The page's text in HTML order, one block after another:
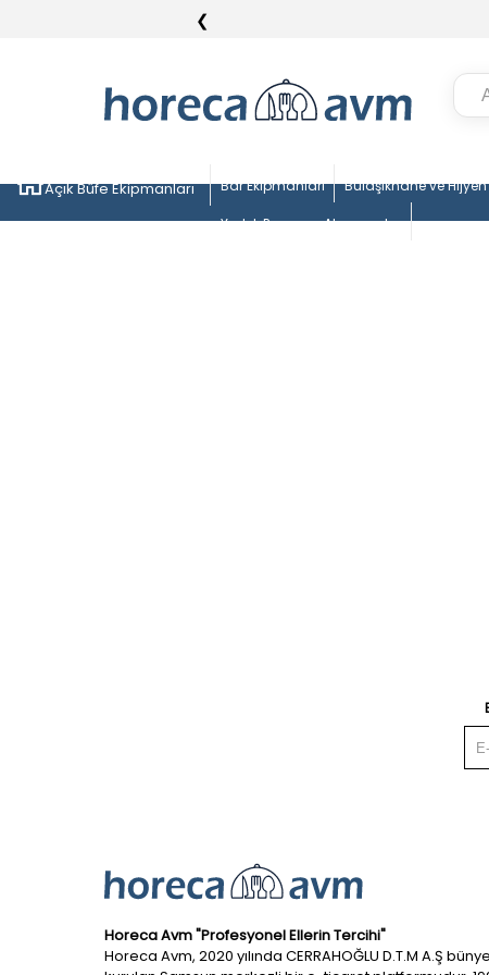
❮
Açık Büfe Ekipmanları Bar Ekipmanları Bulaşıkhane ve
Yedek Parça ve Aksesuarlar
Horeca Avm "Profesyonel Ellerin Tercihi"
Horeca Avm, 2020 yılında CERRAHOĞLU D.T.M A.Ş